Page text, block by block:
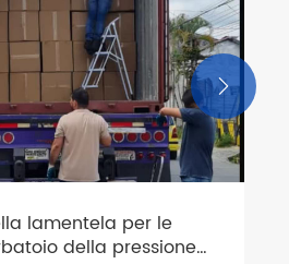
lamentela per le
della pressione
